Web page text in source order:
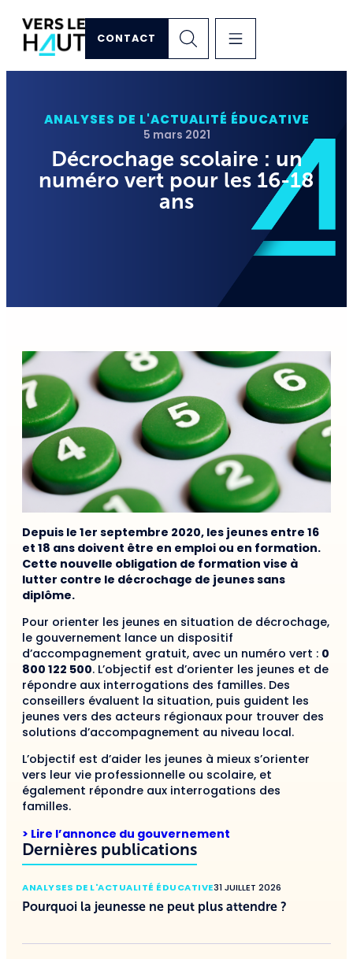
CONTACT
ANALYSES DE L'ACTUALITÉ ÉDUCATIVE
5 mars 2021
Décrochage scolaire : un
numéro vert pour les 16-18
ans
Depuis le 1er septembre 2020, les jeunes entre 16
et 18 ans doivent être en emploi ou en formation.
Cette nouvelle obligation de formation vise à
lutter contre le décrochage de jeunes sans
diplôme.
Pour orienter les jeunes en situation de décrochage,
le gouvernement lance un dispositif
d’accompagnement gratuit, avec un numéro vert : 0
800 122 500. L’objectif est d’orienter les jeunes et de
répondre aux interrogations des familles. Des
conseillers évaluent la situation, puis guident les
jeunes vers des acteurs régionaux pour trouver des
solutions d’accompagnement au niveau local.
L’objectif est d’aider les jeunes à mieux s’orienter
vers leur vie professionnelle ou scolaire, et
également répondre aux interrogations des
familles.
> Lire l’annonce du gouvernement
Dernières publications
ANALYSES DE L'ACTUALITÉ ÉDUCATIVE31 JUILLET 2026
Pourquoi la jeunesse ne peut plus attendre ?